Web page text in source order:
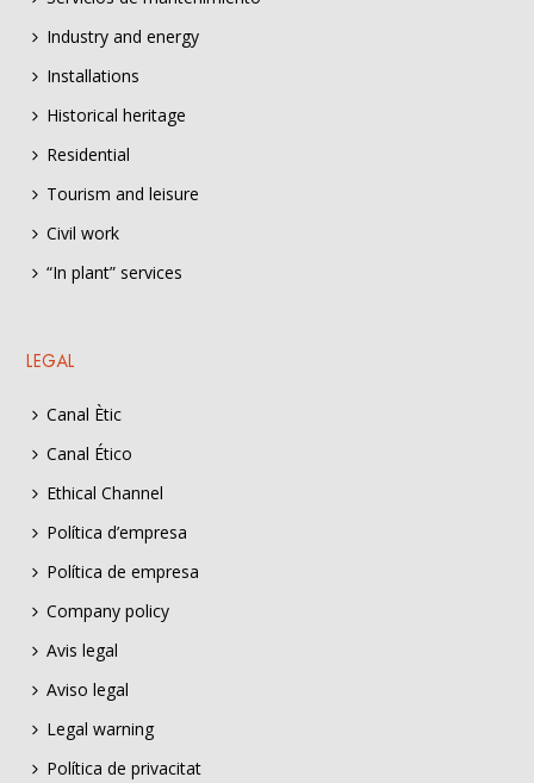
Industry and energy
Installations
Historical heritage
Residential
Tourism and leisure
Civil work
“In plant” services
LEGAL
Canal Ètic
Canal Ético
Ethical Channel
Política d’empresa
Política de empresa
Company policy
Avis legal
Aviso legal
Legal warning
Política de privacitat